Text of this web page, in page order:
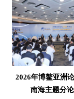
2026年博鳌亚洲
南海主题分